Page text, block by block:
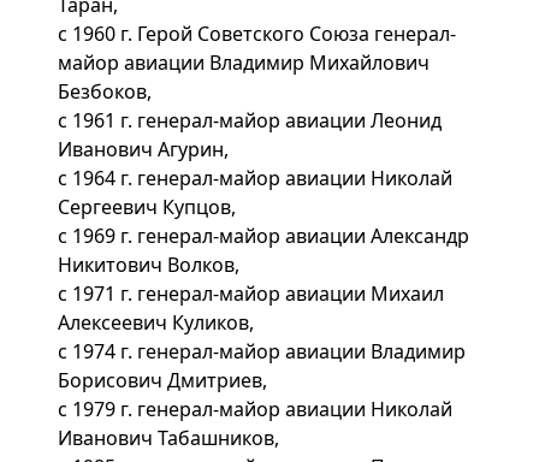
с 1960 г. Герой Советского Союза генерал-
майор авиации Владимир Михайлович
Безбоков,
с 1961 г. генерал-майор авиации Леонид
Иванович Агурин,
с 1964 г. генерал-майор авиации Николай
Сергеевич Купцов,
с 1969 г. генерал-майор авиации Александр
Никитович Волков,
с 1971 г. генерал-майор авиации Михаил
Алексеевич Куликов,
с 1974 г. генерал-майор авиации Владимир
Борисович Дмитриев,
с 1979 г. генерал-майор авиации Николай
Иванович Табашников,